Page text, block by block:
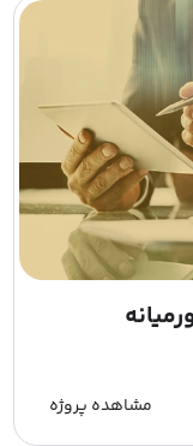
مشاهده پروژه